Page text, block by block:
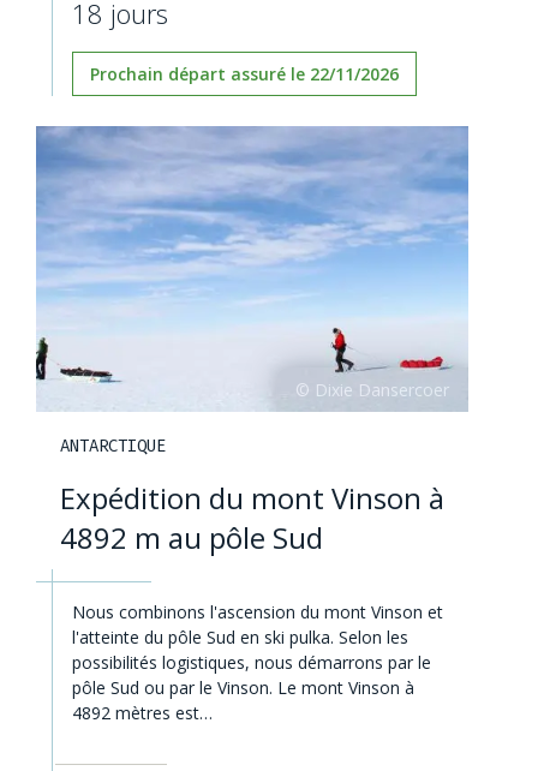
18 jours
Prochain départ assuré le 22/11/2026
ANTARCTIQUE
Expédition du mont Vinson à
4892 m au pôle Sud
Nous combinons l'ascension du mont Vinson et
l'atteinte du pôle Sud en ski pulka. Selon les
possibilités logistiques, nous démarrons par le
pôle Sud ou par le Vinson. Le mont Vinson à
4892 mètres est…